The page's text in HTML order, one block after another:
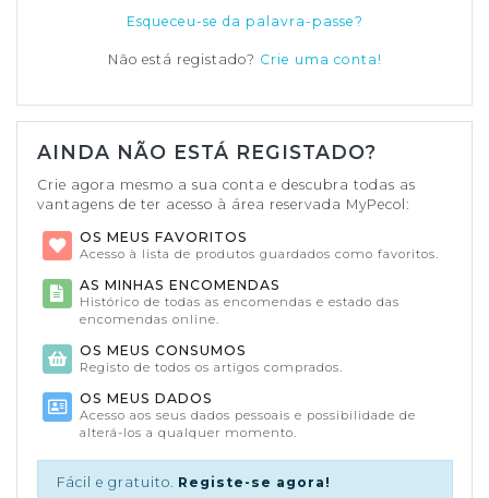
Esqueceu-se da palavra-passe?
Não está registado? Crie uma conta!
AINDA NÃO ESTÁ REGISTADO?
Crie agora mesmo a sua conta e descubra todas as
vantagens de ter acesso à área reservada MyPecol:
OS MEUS FAVORITOS
Acesso à lista de produtos guardados como favoritos.
AS MINHAS ENCOMENDAS
Histórico de todas as encomendas e estado das
encomendas online.
OS MEUS CONSUMOS
Registo de todos os artigos comprados.
OS MEUS DADOS
Acesso aos seus dados pessoais e possibilidade de
alterá-los a qualquer momento.
Fácil e gratuito. Registe-se agora!